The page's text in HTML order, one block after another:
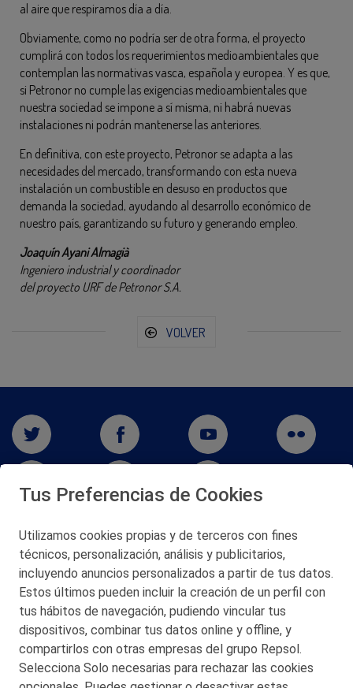
al aire que respiramos día a día.
Obviamente, como no podría ser de otra forma, el proyecto
cumplirá con todos los requerimientos medioambientales que
contemplan las normativas vasca, española y europea. Y es que,
si Petronor no cumple las exigencias medioambientales que
nuestra sociedad se impone a sí misma, ni habrá nuevas
instalaciones ni podrán mantenerse las anteriores.
En definitiva, con este proyecto, Petronor se adapta a las
necesidades del mercado, transformando con esta nueva
instalación un combustible en desuso en productos que
demanda la sociedad, ayudando al desarrollo económico de
nuestro país, garantizando su futuro y generando empleo.
Joaquín Ayani Almagià
Ingeniero industrial y coordinador
del proyecto URF de Petronor S.A.
VOLVER
San Martín 5-Edificio Muñatones,
48550 Muskiz (Bizkaia)
Telf. 946 357 000
© 2026 Petronor S.A.
Tus Preferencias de Cookies
Utilizamos cookies propias y de terceros con fines
técnicos, personalización, análisis y publicitarios,
incluyendo anuncios personalizados a partir de tus datos.
Estos últimos pueden incluir la creación de un perfil con
tus hábitos de navegación, pudiendo vincular tus
dispositivos, combinar tus datos online y offline, y
compartirlos con otras empresas del grupo Repsol.
Selecciona Solo necesarias para rechazar las cookies